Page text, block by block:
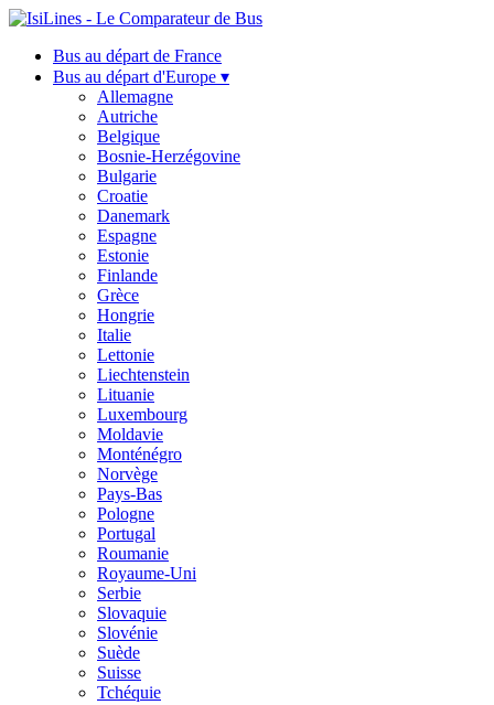
Bus au départ de France
Bus au départ d'Europe ▾
Allemagne
Autriche
Belgique
Bosnie-Herzégovine
Bulgarie
Croatie
Danemark
Espagne
Estonie
Finlande
Grèce
Hongrie
Italie
Lettonie
Liechtenstein
Lituanie
Luxembourg
Moldavie
Monténégro
Norvège
Pays-Bas
Pologne
Portugal
Roumanie
Royaume-Uni
Serbie
Slovaquie
Slovénie
Suède
Suisse
Tchéquie